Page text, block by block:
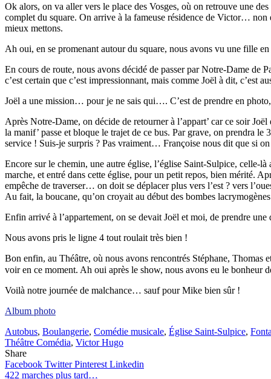
Ok alors, on va aller vers le place des Vosges, où on retrouve une
complet du square. On arrive à la fameuse résidence de Victor…
mieux mettons.
Ah oui, en se promenant autour du square, nous avons vu une fille
En cours de route, nous avons décidé de passer par Notre-Dame
c’est certain que c’est impressionnant, mais comme Joël à dit, c’est
Joël a une mission… pour je ne sais qui…. C’est de prendre en
Après Notre-Dame, on décide de retourner à l’appart’ car ce soir
la manif’ passe et bloque le trajet de ce bus. Par grave, on prendra
service ! Suis-je surpris ? Pas vraiment… Françoise nous dit que si
Encore sur le chemin, une autre église, l’église Saint-Sulpice, celle-
marche, et entré dans cette église, pour un petit repos, bien mérité.
empêche de traverser… on doit se déplacer plus vers l’est ? vers
Au fait, la boucane, qu’on croyait au début des bombes
Enfin arrivé à l’appartement, on se devait Joël et moi, de prendre
Nous avons pris le ligne 4 tout roulait très bien !
Bon enfin, au Théâtre, où nous avons rencontrés Stéphane,
voir en ce moment. Ah oui après le show, nous avons eu le
Voilà notre journée de malchance… sauf pour Mike bien sûr !
Album photo
Autobus, Boulangerie, Comédie musicale, Église Saint-Sulpice,
Théâtre Comédia, Victor Hugo
Share
Facebook TwitterPinterest Linkedin
422 marches plus tard…